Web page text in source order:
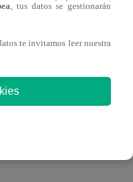
el mundo.
Perú para robar y dar
con ello, ¡también se
, tus datos se gestionarán
te invitamos leer nuestra